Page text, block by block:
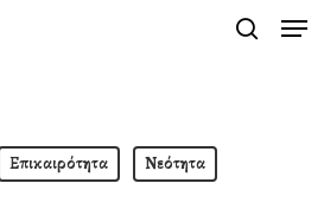
Επικαιρότητα Νεότητα